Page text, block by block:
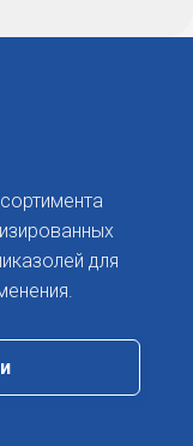
для